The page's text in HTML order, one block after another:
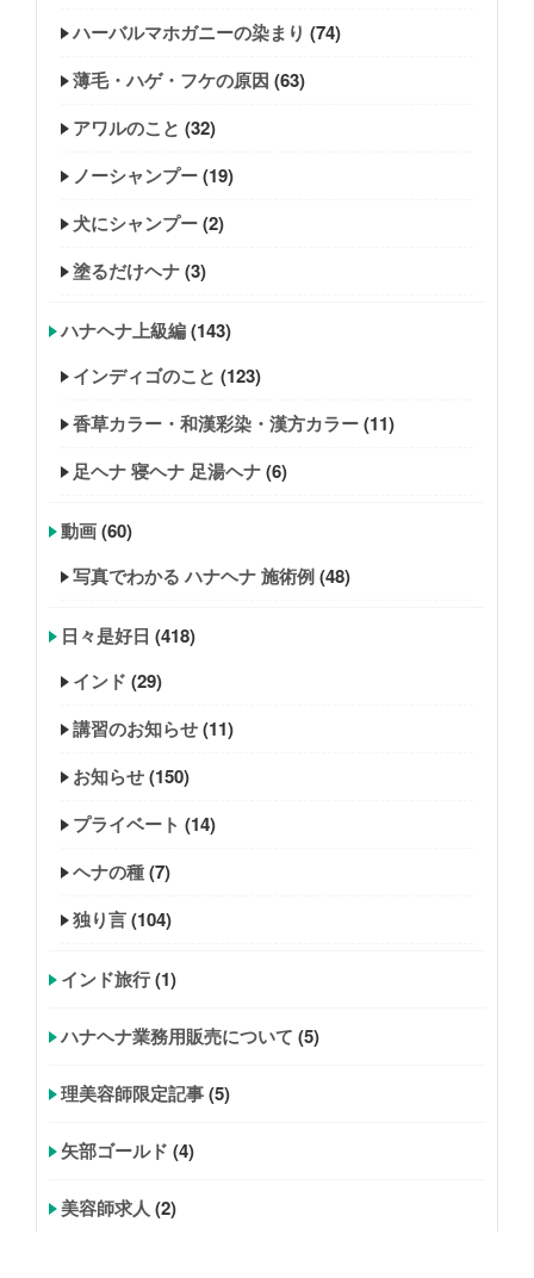
ハーバルマホガニーの染まり (74)
薄毛・ハゲ・フケの原因 (63)
アワルのこと (32)
ノーシャンプー(19)
犬にシャンプー(2)
塗るだけヘナ(3)
ハナヘナ上級編(143)
インディゴのこと (123)
香草カラー・和漢彩染・漢方カラー(11)
足ヘナ 寝ヘナ 足湯ヘナ(6)
動画(60)
写真でわかる ハナヘナ 施術例(48)
日々是好日 (418)
インド (29)
講習のお知らせ(11)
お知らせ(150)
プライベート (14)
ヘナの種(7)
独り言(104)
インド旅行(1)
ハナヘナ業務用販売について (5)
理美容師限定記事(5)
矢部ゴールド (4)
美容師求人 (2)